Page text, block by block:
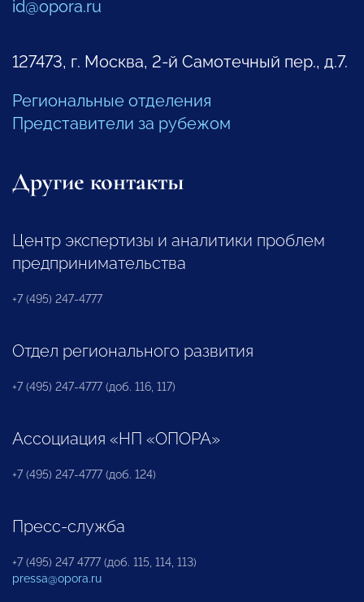
id@opora.ru
127473, г. Москва, 2-й Самотечный пер., д.7.
Региональные отделения
Представители за рубежом
Другие контакты
Центр экспертизы и аналитики проблем
предпринимательства
+7 (495) 247-4777
Отдел регионального развития
+7 (495) 247-4777 (доб. 116, 117)
Ассоциация «НП «ОПОРА»
+7 (495) 247-4777 (доб. 124)
Пресс-служба
+7 (495) 247 4777 (доб. 115, 114, 113)
pressa@opora.ru